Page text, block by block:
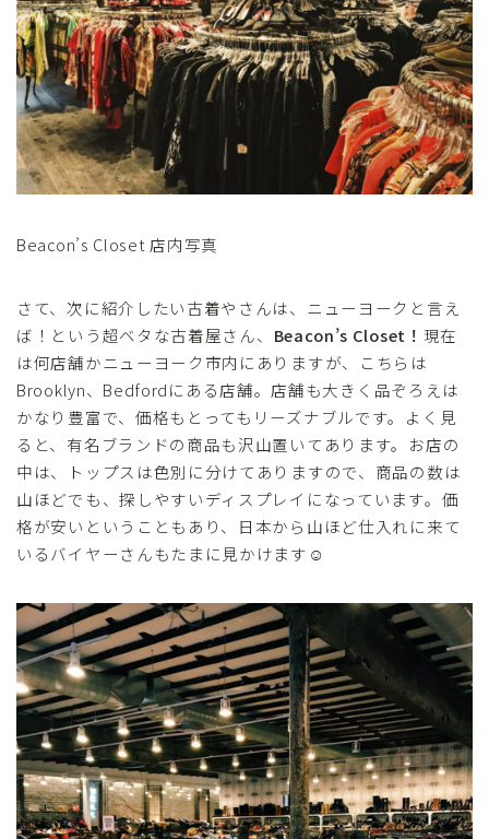
Beacon’s Closet 店内写真
さて、次に紹介したい古着やさんは、ニューヨークと言え
ば！という超ベタな古着屋さん、 Beacon’s Closet！ 現在
は何店舗かニューヨーク市内にありますが、こちらは
Brooklyn、Bedfordにある店舗。店舗も大きく品ぞろえは
かなり豊富で、価格もとってもリーズナブルです。よく見
ると、有名ブランドの商品も沢山置いてあります。お店の
中は、トップスは色別に分けてありますので、商品の数は
山ほどでも、探しやすいディスプレイになっています。価
格が安いということもあり、日本から山ほど仕入れに来て
いるバイヤーさんもたまに見かけます☺